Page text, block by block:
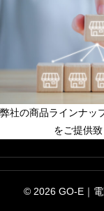
フランチャイズ店
弊社の商品ラインナッ
をご提供致
© 2026 GO-E｜